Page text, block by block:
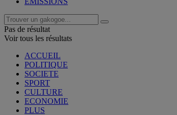
Pas de résultat
Voir tous les résultats
ACCUEIL
POLITIQUE
SOCIETE
SPORT
CULTURE
ECONOMIE
PLUS